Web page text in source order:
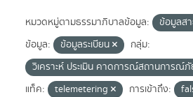
หมวดหมู่ตามธรรมาภิบาลข้อมูล: ข้อมูลส
ข้อมูล:
ข้อมูลระเบียน
กลุ่ม:
วิเคราะห์ ประเมิน คาดการณ์สถานการณ์
แท็ค:
telemetering การเข้าถึง: